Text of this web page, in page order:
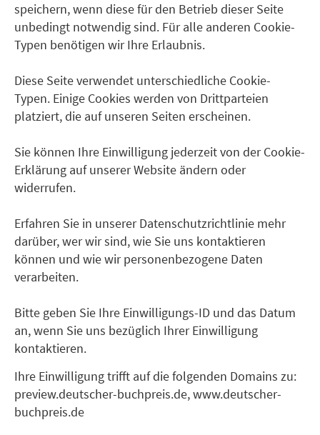
speichern, wenn diese für den Betrieb dieser Seite
unbedingt notwendig sind. Für alle anderen Cookie-
Typen benötigen wir Ihre Erlaubnis.
Diese Seite verwendet unterschiedliche Cookie-
Typen. Einige Cookies werden von Drittparteien
platziert, die auf unseren Seiten erscheinen.
Sie können Ihre Einwilligung jederzeit von der Cookie-
Erklärung auf unserer Website ändern oder
widerrufen.
Erfahren Sie in unserer Datenschutzrichtlinie mehr
darüber, wer wir sind, wie Sie uns kontaktieren
können und wie wir personenbezogene Daten
verarbeiten.
Bitte geben Sie Ihre Einwilligungs-ID und das Datum
an, wenn Sie uns bezüglich Ihrer Einwilligung
kontaktieren.
Ihre Einwilligung trifft auf die folgenden Domains zu:
preview.deutscher-buchpreis.de, www.deutscher-
buchpreis.de